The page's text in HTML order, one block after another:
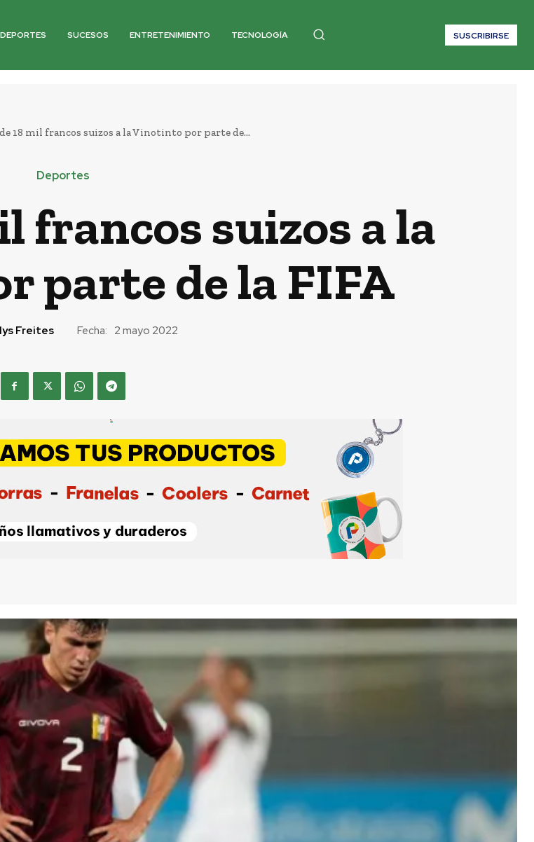
DEPORTES SUCESOS ENTRETENIMIENTO TECNOLOGÍA SUSCRIBIRSE
18 mil francos suizos a la Vinotinto por parte de...
Deportes
francos suizos a la
parte de la FIFA
Freites Fecha: 2 mayo 2022